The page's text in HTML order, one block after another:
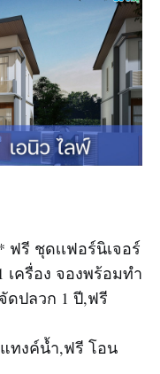
ฟรี ชุดเเฟอร์นิเจอร์
เครื่อง จองพร้อมทำ
ดปลวก 1 ปี,ฟรี
ทงค์น้ำ,ฟรี โอน